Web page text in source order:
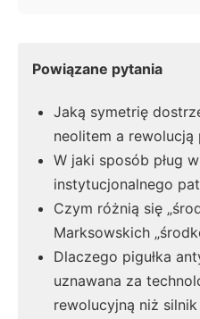
Powiązane pytania
Jaką symetrię
neolitem a rewolucją
W jaki sposób pług
instytucjonalnego
Czym różnią się
Marksowskich
Dlaczego pigułka
uznawana za
rewolucyjną niż